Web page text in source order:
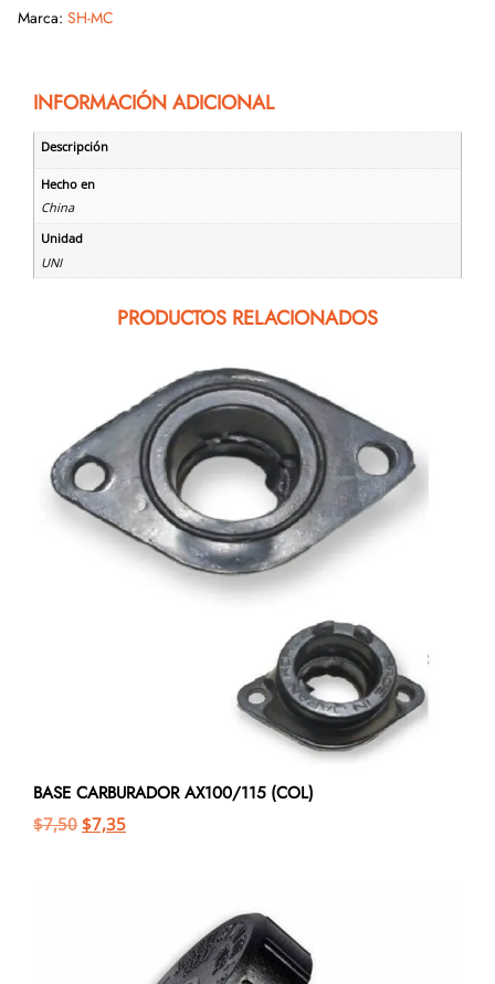
Marca: SH-MC
INFORMACIÓN ADICIONAL
Descripción
Hecho en
China
Unidad
UNI
PRODUCTOS RELACIONADOS
BASE CARBURADOR AX100/115 (COL)
$7,50 $7,35